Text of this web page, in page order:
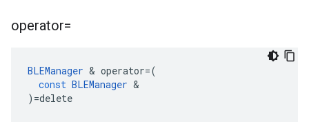
operator=
BLEManager & operator=(
const BLEManager &
) =delete